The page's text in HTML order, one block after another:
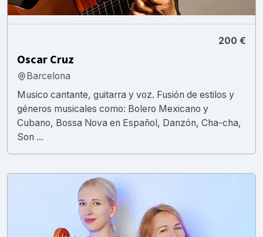
200 €
Oscar Cruz
Barcelona
Musico cantante, guitarra y voz. Fusión de estilos y
géneros musicales como: Bolero Mexicano y
Cubano, Bossa Nova en Español, Danzón, Cha-cha,
Son ...